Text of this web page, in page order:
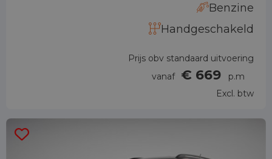
Benzine
Handgeschakeld
Prijs obv standaard uitvoering
vanaf € 669
p.m
Excl. btw